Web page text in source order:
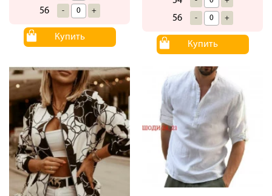
56 - +
Купить
56 - +
Купить